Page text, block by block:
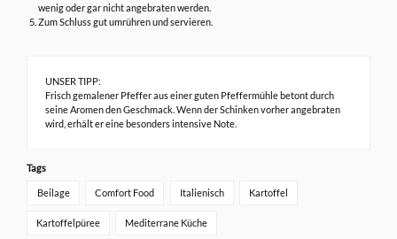
wenig oder gar nicht angebraten werden.
Zum Schluss gut umrühren und servieren.
UNSER TIPP:
Frisch gemalener Pfeffer aus einer guten Pfeffermühle betont durch
seine Aromen den Geschmack. Wenn der Schinken vorher angebraten
wird, erhält er eine besonders intensive Note.
Tags
Beilage Comfort Food Italienisch Kartoffel
Kartoffelpüree Mediterrane Küche